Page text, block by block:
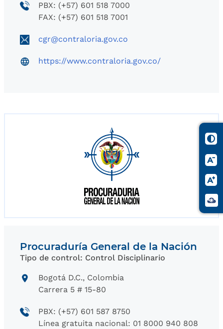
PBX: (+57) 601 518 7000
FAX: (+57) 601 518 7001
cgr@contraloria.gov.co
https://www.contraloria.gov.co/
Procuraduría General de la Nación
Tipo de control: Control Disciplinario
Bogotá D.C., Colombia
Carrera 5 # 15-80
PBX: (+57) 601 587 8750
Línea gratuita nacional: 01 8000 940 808